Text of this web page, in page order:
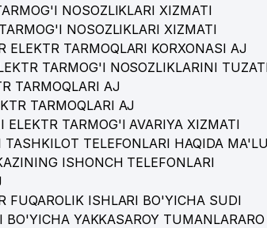
NOSOZLIKLARI XIZMATI
NOSOZLIKLARI XIZMATI
ELEKTR TARMOQLARI KORXONASI AJ
TARMOG'I NOSOZLIKLARINI
TARMOQLARI AJ
TARMOQLARI AJ
TARMOG'I AVARIYA XIZMATI
TELEFONLARI HAQIDA
ISHONCH TELEFONLARI
FUQAROLIK ISHLARI BO'YICHA SUDI
BO'YICHA YAKKASAROY